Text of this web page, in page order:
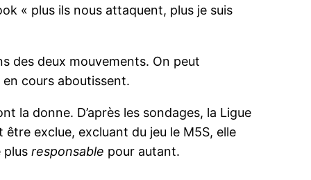
« plus ils nous attaquent, plus je suis
des deux mouvements. On peut
cours aboutissent.
la donne. D’après les sondages, la Ligue
exclue, excluant du jeu le M5S, elle
plusresponsable pour autant.